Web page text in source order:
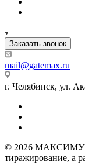
Заказать звонок
mail@gatemax.ru
г. Челябинск, ул.
© 2026 МАКСИМУМ
тиражирование, а